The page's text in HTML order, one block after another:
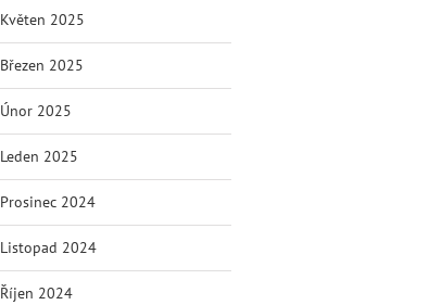
Květen 2025
Březen 2025
Únor 2025
Leden 2025
Prosinec 2024
Listopad 2024
Říjen 2024